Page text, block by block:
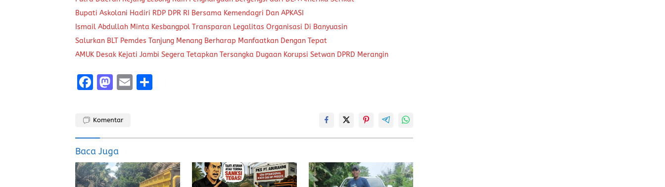
Bupati Askolani Hadiri RDP DPR RI Bersama Kemendagri Dan APKASI
Ismail Abdullah Minta Kesbangpol Transparan Legalitas Organisasi Di Banyuasin
Salurkan BLT Pemdes Tanjung Menang Berharap Manfaatkan Dengan Tepat
AMUK Desak Kejati Jambi Segera Tetapkan Tersangka Dugaan Korupsi Setwan DPRD Merangin
F
ce
o
o
k
M
st
d
o
n
E
Komentar
Baca Juga